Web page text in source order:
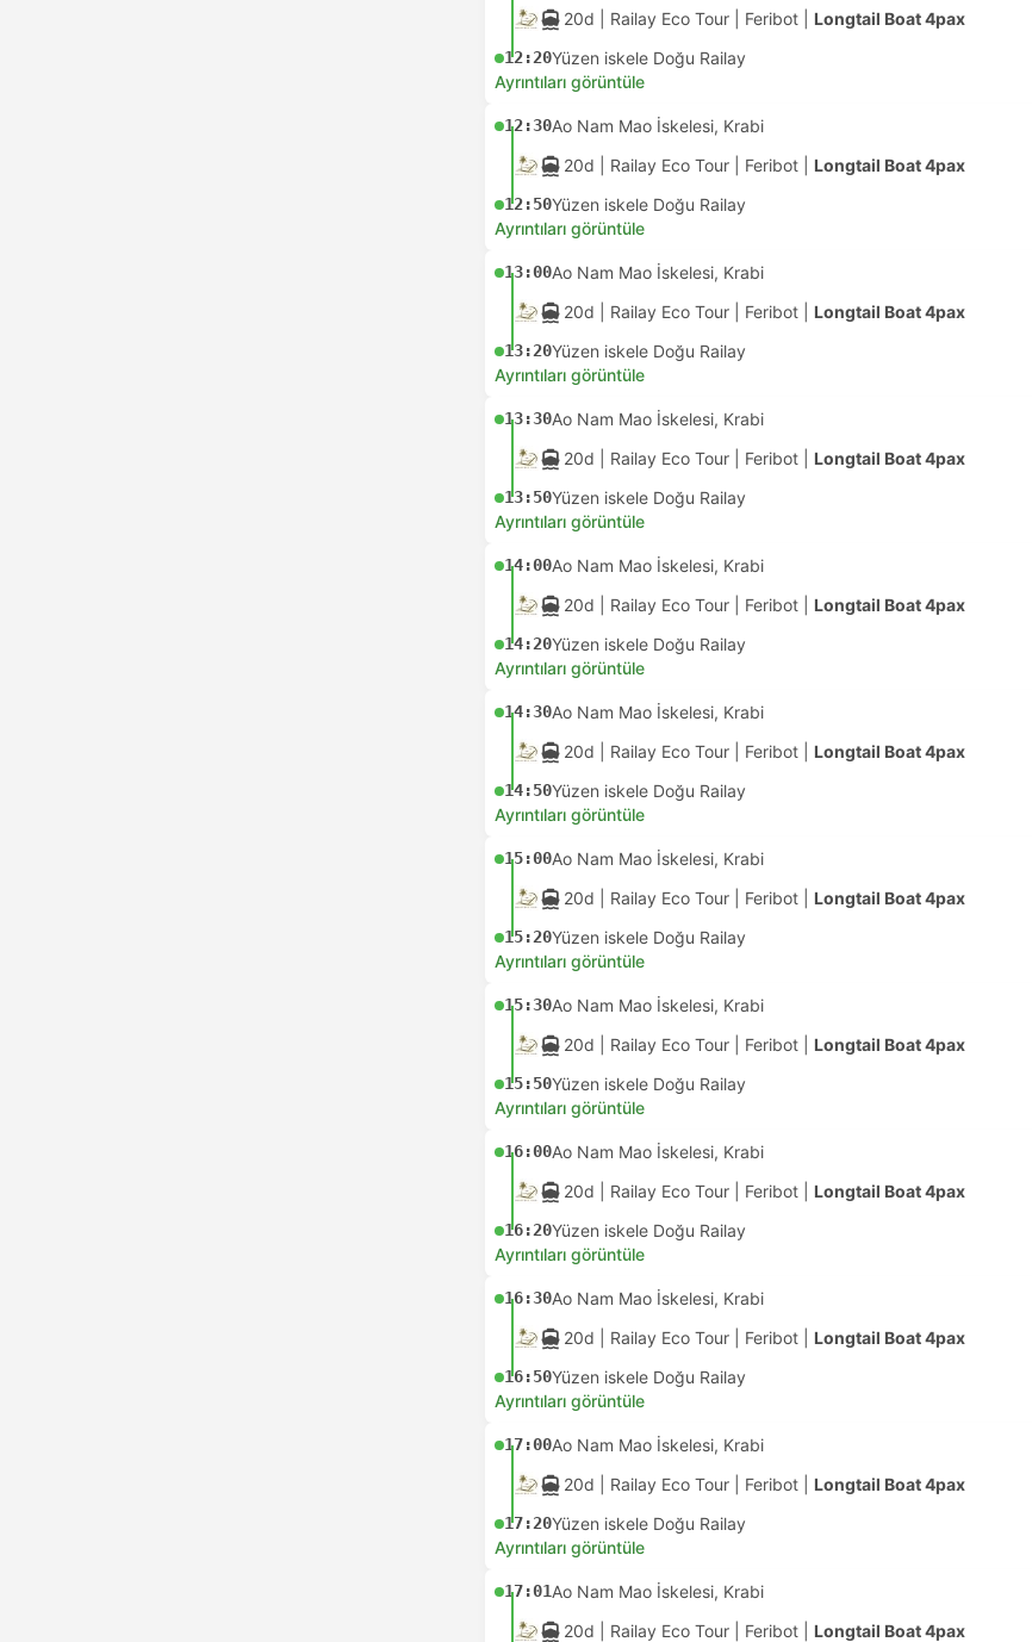
20d | Railay Eco Tour Feribot Longtail Boat 4pax
12:20Yüzen iskele Doğu Railay
Ayrıntıları görüntüle
12:30Ao Nam Mao İskelesi, Krabi
20d | Railay Eco Tour Feribot Longtail Boat 4pax
12:50Yüzen iskele Doğu Railay
Ayrıntıları görüntüle
13:00Ao Nam Mao İskelesi, Krabi
20d | Railay Eco Tour Feribot Longtail Boat 4pax
13:20Yüzen iskele Doğu Railay
Ayrıntıları görüntüle
13:30Ao Nam Mao İskelesi, Krabi
20d | Railay Eco Tour Feribot Longtail Boat 4pax
13:50Yüzen iskele Doğu Railay
Ayrıntıları görüntüle
14:00Ao Nam Mao İskelesi, Krabi
20d | Railay Eco Tour Feribot Longtail Boat 4pax
14:20Yüzen iskele Doğu Railay
Ayrıntıları görüntüle
14:30Ao Nam Mao İskelesi, Krabi
20d | Railay Eco Tour Feribot Longtail Boat 4pax
14:50Yüzen iskele Doğu Railay
Ayrıntıları görüntüle
15:00Ao Nam Mao İskelesi, Krabi
20d | Railay Eco Tour Feribot Longtail Boat 4pax
15:20Yüzen iskele Doğu Railay
Ayrıntıları görüntüle
15:30Ao Nam Mao İskelesi, Krabi
20d | Railay Eco Tour Feribot Longtail Boat 4pax
15:50Yüzen iskele Doğu Railay
Ayrıntıları görüntüle
16:00Ao Nam Mao İskelesi, Krabi
20d | Railay Eco Tour Feribot Longtail Boat 4pax
16:20Yüzen iskele Doğu Railay
Ayrıntıları görüntüle
16:30Ao Nam Mao İskelesi, Krabi
20d | Railay Eco Tour Feribot Longtail Boat 4pax
16:50Yüzen iskele Doğu Railay
Ayrıntıları görüntüle
17:00Ao Nam Mao İskelesi, Krabi
20d | Railay Eco Tour Feribot Longtail Boat 4pax
17:20Yüzen iskele Doğu Railay
Ayrıntıları görüntüle
17:01Ao Nam Mao İskelesi, Krabi
20d | Railay Eco Tour Feribot Longtail Boat 4pax